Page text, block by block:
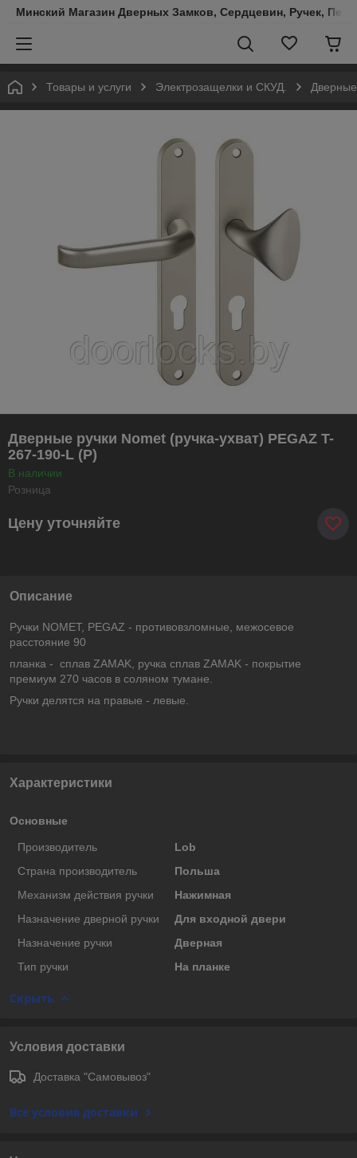
Минский Магазин Дверных Замков, Сердцевин, Ручек,
Товары и услуги Электрозащелки и СКУД.
Дверные ручки Nomet (ручка-ухват) PEGAZ T-
267-190-L (P)
В наличии
Розница
Цену уточняйте
Описание
Ручки NOMET, PEGAZ - противовзломные, межосевое
расстояние 90
планка - сплав ZAMAK, ручка сплав ZAMAK - покрытие
премиум 270 часов в соляном тумане.
Ручки делятся на правые - левые.
Характеристики
Основные
Производитель
Lob
Страна производитель
Польша
Механизм действия ручки
Нажимная
Назначение дверной ручки
Для входной двери
Назначение ручки
Дверная
Тип ручки
На планке
Скрыть
Условия доставки
Доставка "Самовывоз"
Все условия доставки